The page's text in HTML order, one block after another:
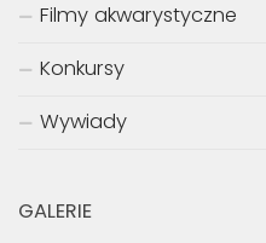
Filmy akwarystyczne
Konkursy
Wywiady
GALERIE